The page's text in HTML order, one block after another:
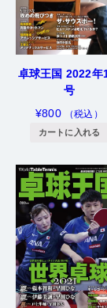
卓球王国 2022年
号
¥800 （税込）
カートに入れる